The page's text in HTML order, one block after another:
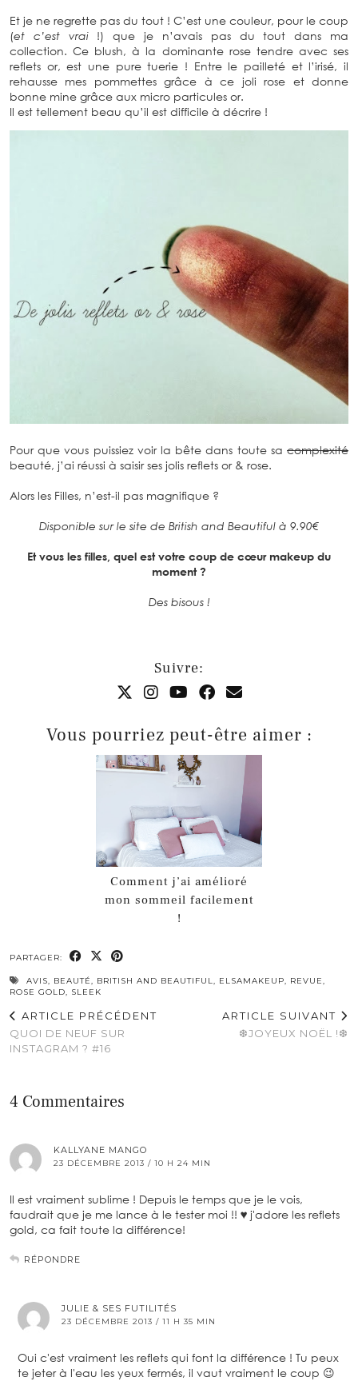
Et je ne regrette pas du tout ! C’est une couleur, pour le coup
(et c’est vrai!) que je n’avais pas du tout dans ma
collection. Ce blush, à la dominante rose tendre avec ses
reflets or, est une pure tuerie ! Entre le pailleté et l’irisé, il
rehausse mes pommettes grâce à ce joli rose et donne
bonne mine grâce aux micro particules or.
Il est tellement beau qu’il est difficile à décrire !
Pour que vous puissiez voir la bête dans toute sa complexité
beauté, j’ai réussi à saisir ses jolis reflets or & rose.
Alors les Filles, n’est-il pas magnifique ?
Disponible sur le site de British and Beautiful à 9.90€
Et vous les filles, quel est votre coup de cœur makeup du
moment ?
Des bisous !
Suivre:
Vous pourriez peut-être aimer :
Comment j’ai amélioré
mon sommeil facilement
!
PARTAGER:
AVIS, BEAUTÉ, BRITISH AND BEAUTIFUL, ELSAMAKEUP, REVUE,
ROSE GOLD, SLEEK
ARTICLE PRÉCÉDENT
QUOI DE NEUF SUR
INSTAGRAM ? #16
ARTICLE SUIVANT
❆JOYEUX NOËL !❆
4 Commentaires
KALLYANE MANGO
23 DÉCEMBRE 2013 / 10 H 24 MIN
Il est vraiment sublime ! Depuis le temps que je le vois,
faudrait que je me lance à le tester moi !! ♥ j'adore les reflets
gold, ca fait toute la différence!
RÉPONDRE
JULIE & SES FUTILITÉS
23 DÉCEMBRE 2013 / 11 H 35 MIN
Oui c'est vraiment les reflets qui font la différence ! Tu peux
te jeter à l'eau les yeux fermés, il vaut vraiment le coup 😉